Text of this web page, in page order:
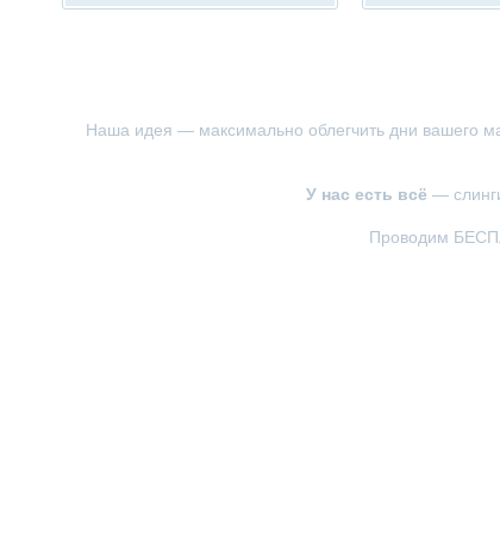
Наша идея — максимально облегчить дни вашего
У нас есть всё —
Проводим